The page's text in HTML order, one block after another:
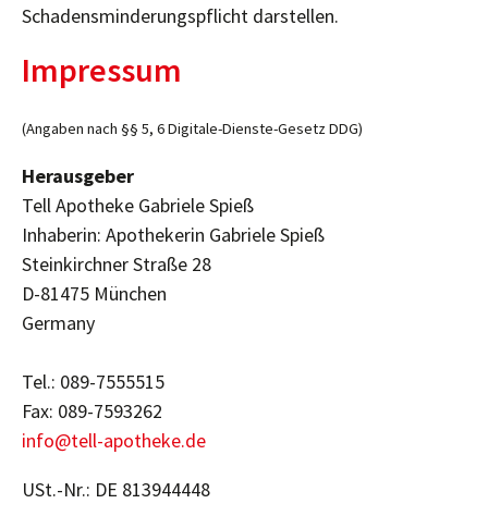
Schadensminderungspflicht darstellen.
Impressum
(Angaben nach §§ 5, 6 Digitale-Dienste-Gesetz DDG)
Herausgeber
Tell Apotheke Gabriele Spieß
Inhaberin: Apothekerin Gabriele Spieß
Steinkirchner Straße 28
D-81475 München
Germany
Tel.: 089-7555515
Fax: 089-7593262
info@tell-apotheke.de
USt.-Nr.: DE 813944448